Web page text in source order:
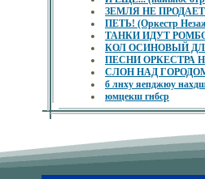
ЗЕМЛЯ НЕ
ПЕТЬ! (Оркестр
ТАНКИ ИДУТ РОМБОМ
КОЛ ОСИНОВЫЙ ДЛЯ
ПЕСНИ ОРКЕСТРА
СЛОН НАД ГОРОДОМ
б лнху яепджюу
юмцекш гнбср